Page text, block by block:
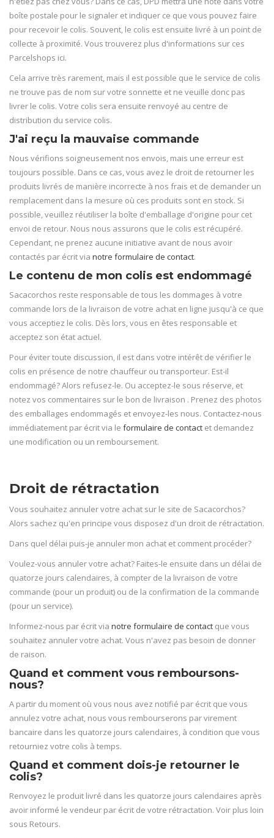
boîte postale pour le signaler et indiquer ce que vous pouvez faire
pour recevoir le colis. Souvent, le colis est ensuite livré à un point de
collecte à proximité. Vous trouverez plus d'informations sur ces
Parcelshops ici.
Cela arrive très rarement, mais il est possible que le service de colis
ne trouve pas de nom sur votre sonnette et ne veuille donc pas
livrer le colis. Votre colis sera ensuite renvoyé au centre de
distribution du service colis.
J'ai reçu la mauvaise commande
Nous vérifions soigneusement nos envois, mais une erreur est
toujours possible. Dans ce cas, vous avez le droit de retourner les
produits livrés de manière incorrecte à nos frais et de demander un
remplacement dans la mesure où ces produits sont en stock. Si
possible, veuillez réutiliser la boîte d'emballage d'origine pour cet
envoi de retour. Nous nous assurons que le colis est récupéré.
Cependant, ne prenez aucune initiative avant de nous avoir
contactés par écrit via notre formulaire de contact.
Le contenu de mon colis est endommagé
Sacacorchos reste responsable de tous les dommages à votre
commande lors de la livraison de votre achat en ligne jusqu'à ce que
vous acceptiez le colis. Dès lors, vous en êtes responsable et
acceptez son état actuel.
Pour éviter toute discussion, il est dans votre intérêt de vérifier le
colis en présence de notre chauffeur ou transporteur. Est-il
endommagé? Alors refusez-le. Ou acceptez-le sous réserve, et
notez vos commentaires sur le bon de livraison . Prenez des photos
des emballages endommagés et envoyez-les nous. Contactez-nous
immédiatement par écrit via le formulaire de contact et demandez
une modification ou un remboursement.
Droit de rétractation
Vous souhaitez annuler votre achat sur le site de Sacacorchos?
Alors sachez qu'en principe vous disposez d'un droit de rétractation.
Dans quel délai puis-je annuler mon achat et comment procéder?
Voulez-vous annuler votre achat? Faites-le ensuite dans un délai de
quatorze jours calendaires, à compter de la livraison de votre
commande (pour un produit) ou de la confirmation de la commande
(pour un service).
Informez-nous par écrit via notre formulaire de contact que vous
souhaitez annuler votre achat. Vous n'avez pas besoin de donner
de raison.
Quand et comment vous remboursons-
nous?
A partir du moment où vous nous avez notifié par écrit que vous
annulez votre achat, nous vous rembourserons par virement
bancaire dans les quatorze jours calendaires, à condition que vous
retourniez votre colis à temps.
Quand et comment dois-je retourner le
colis?
Renvoyez le produit livré dans les quatorze jours calendaires après
avoir informé le vendeur par écrit de votre rétractation. Voir plus loin
sous Retours.